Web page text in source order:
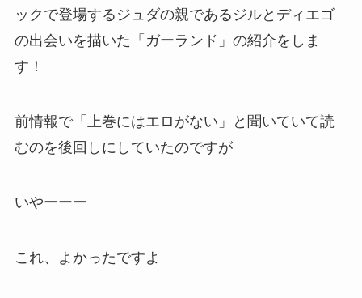
ックで登場するジュダの親であるジルとディエゴ
の出会いを描いた「ガーランド」の紹介をしま
す！
前情報で「上巻にはエロがない」と聞いていて読
むのを後回しにしていたのですが
いやーーー
これ、よかったですよ